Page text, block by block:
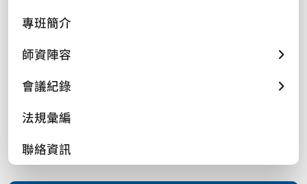
專班簡介
師資陣容
會議紀錄
法規彙編
聯絡資訊